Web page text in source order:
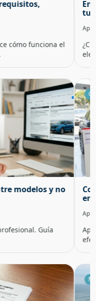
dar y cómo afecta
Aprende cómo
precios y
online de forma